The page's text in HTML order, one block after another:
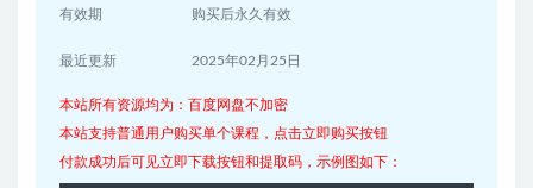
有效期 购买后永久有效
最近更新 2025年02月25日
本站所有资源均为：百度网盘不加密
本站支持普通用户购买单个课程，点击立即购买按钮
付款成功后可见立即下载按钮和提取码，示例图如下：